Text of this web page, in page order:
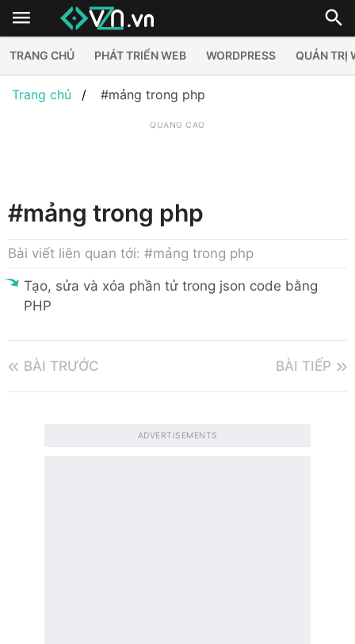
TRANG CHỦ PHÁT TRIỂN WEB WORDPRESS QUẢN TRỊ
Trang chủ #mảng trong php
QUẢNG CÁO
#mảng trong php
Bài viết liên quan tới: #mảng trong php
Tạo, sửa và xóa phần tử trong json code bằng
PHP
BÀI TRƯỚC BÀI TIẾP
ADVERTISEMENTS